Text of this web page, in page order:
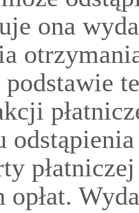
ona
podstawie
opłat.